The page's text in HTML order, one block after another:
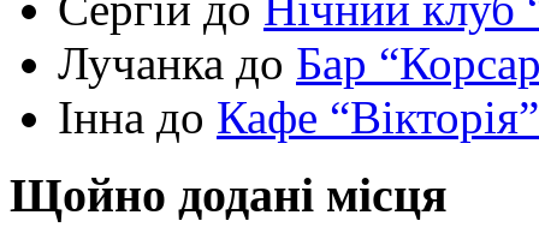
Лучанка до Бар
Інна до Кафе “Вікторія”
Щойно додані місця